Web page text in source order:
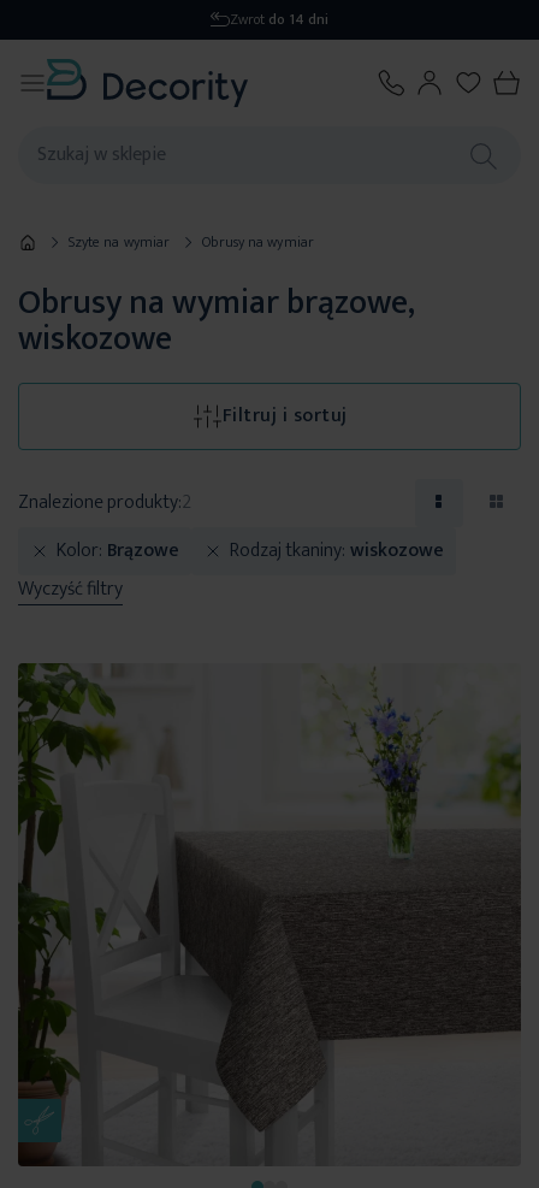
Wysyłka 1-2 dni
Szyte na wymiar Obrusy na wymiar
Obrusy na wymiar brązowe,
wiskozowe
Filtruj i sortuj
Znalezione produkty:2
Kolor Brązowe Rodzaj tkaniny wiskozowe
Wyczyść filtry